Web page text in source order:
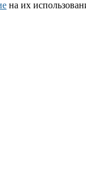
на их